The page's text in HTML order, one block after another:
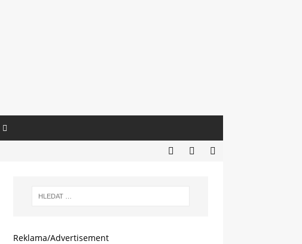
Reklama/Advertisement